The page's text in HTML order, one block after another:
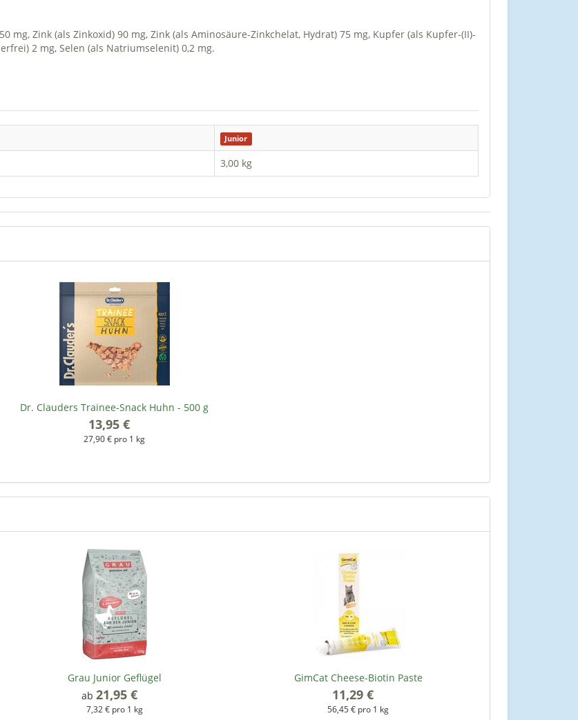
mg, Zink (als Zinkoxid) 90 mg, Zink (als Aminosäure-Zinkchelat, Hydrat) 75 mg, Kupfer (als Kupfer-(II)-
2 mg, Selen (als Natriumselenit) 0,2 mg.
Junior
3,00 kg
Dr. Clauders Trainee-Snack Huhn - 500 g
13,95 €
27,90 € pro 1 kg
Grau Junior Geflügel
ab 21,95 €
7,32 € pro 1 kg
GimCat Cheese-Biotin Paste
11,29 €
56,45 € pro 1 kg